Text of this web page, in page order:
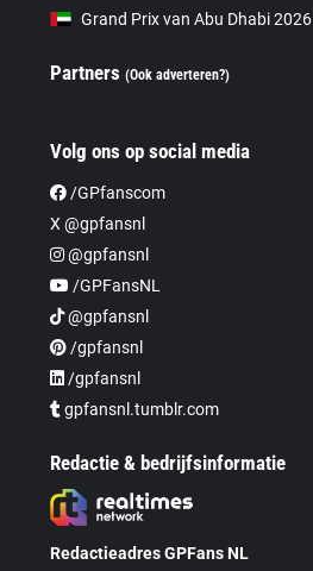
Grand Prix van Abu Dhabi 2026
Partners(Ook adverteren?)
Volg ons op social media
/GPfanscom
X @gpfansnl
@gpfansnl
/GPFansNL
@gpfansnl
/gpfansnl
/gpfansnl
gpfansnl.tumblr.com
Redactie & bedrijfsinformatie
Redactieadres GPFans NL